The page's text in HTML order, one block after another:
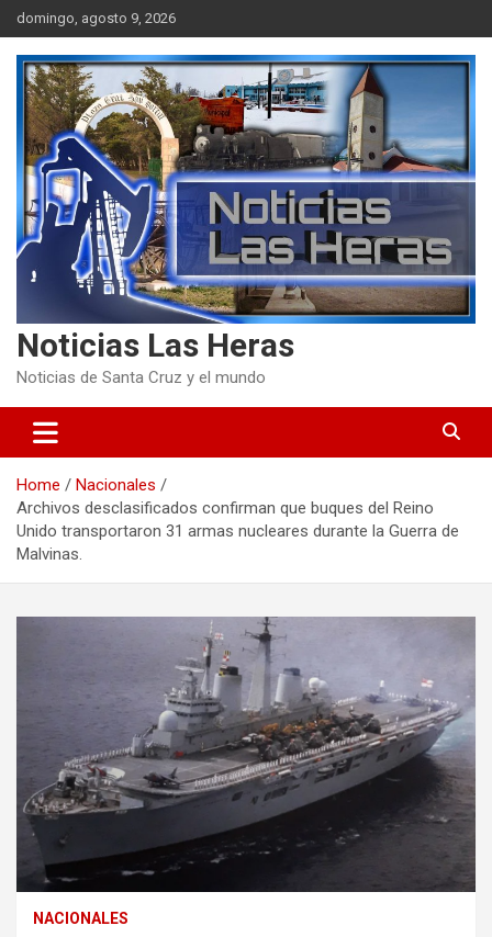
Skip
to
content
domingo, agosto 9, 2026
Noticias Las Heras
Noticias de Santa Cruz y el mundo
Home
Nacionales
Archivos desclasificados confirman que buques del Reino
Unido transportaron 31 armas nucleares durante la Guerra de
Malvinas.
NACIONALES